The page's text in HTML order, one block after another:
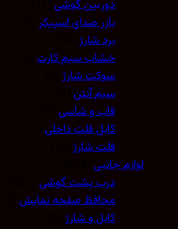
دوربین گوشی(11)
بازر صدای اسپیکر(7)
برد شارژ(150)
خشاب سیم کارت(16)
سوکت شارژ(8)
سیم آنتن(3)
قاب و شاسی(81)
کابل فلت داخلی(22)
فلت شارژ(16)
لوازم جانبی(228)
درب پشت گوشی(221)
محافظ صفحه نمایش(2)
کابل و شارژ(5)